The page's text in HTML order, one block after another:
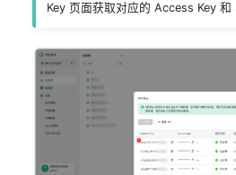
Key 页面获取对应的 Access Key 和